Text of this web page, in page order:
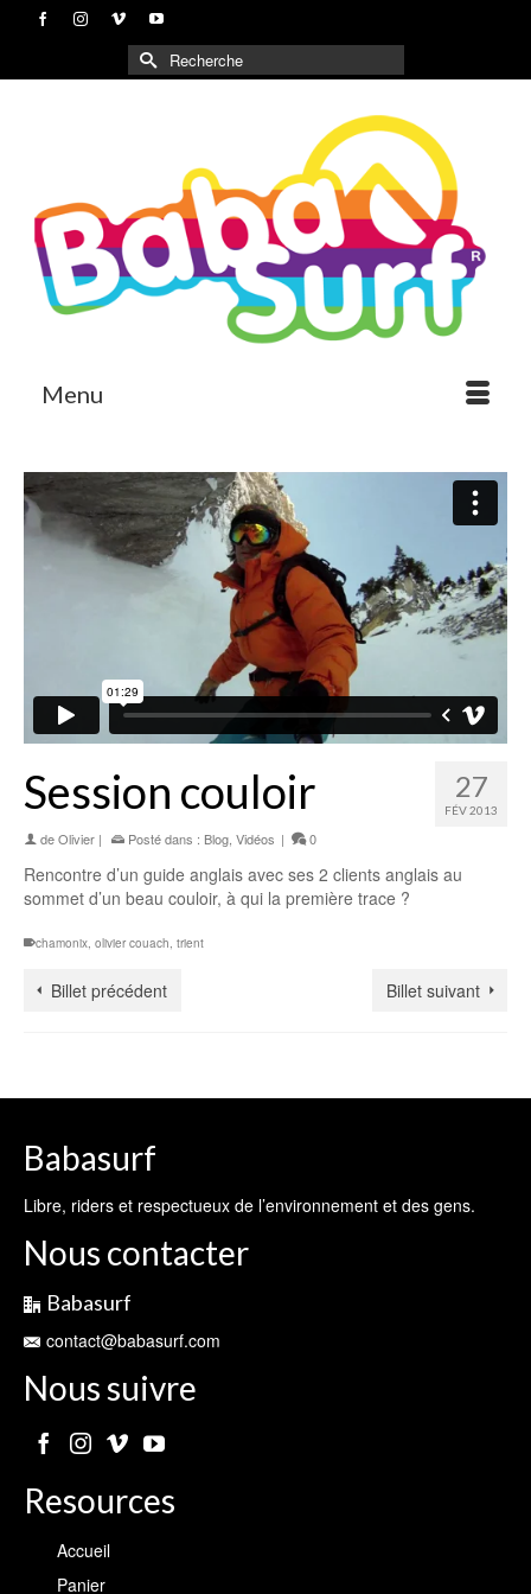
Rechercher :
Menu
27
FÉV 2013
Session couloir
deOlivier | Posté dans : Blog Vidéos | 0
Rencontre d’un guide anglais avec ses 2 clients anglais au
sommet d’un beau couloir, à qui la première trace ?
chamonix olivier couach trient
Billet précédent Billet suivant
Babasurf
Libre, riders et respectueux de l’environnement et des gens.
Nous contacter
Babasurf
contact@babasurf.com
Nous suivre
Resources
Accueil
Panier